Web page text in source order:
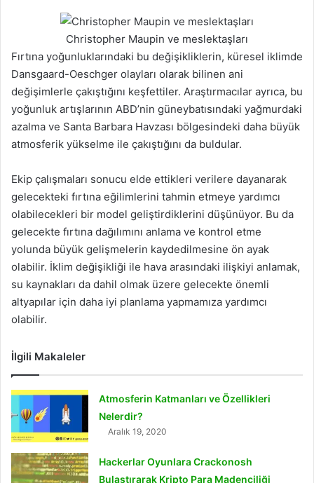
Christopher Maupin ve meslektaşları
Fırtına yoğunluklarındaki bu değişikliklerin, küresel iklimde
Dansgaard-Oeschger olayları olarak bilinen ani
değişimlerle çakıştığını keşfettiler. Araştırmacılar ayrıca, bu
yoğunluk artışlarının ABD’nin güneybatısındaki yağmurdaki
azalma ve Santa Barbara Havzası bölgesindeki daha büyük
atmosferik yükselme ile çakıştığını da buldular.
Ekip çalışmaları sonucu elde ettikleri verilere dayanarak
gelecekteki fırtına eğilimlerini tahmin etmeye yardımcı
olabilecekleri bir model geliştirdiklerini düşünüyor. Bu da
gelecekte fırtına dağılımını anlama ve kontrol etme
yolunda büyük gelişmelerin kaydedilmesine ön ayak
olabilir. İklim değişikliği ile hava arasındaki ilişkiyi anlamak,
su kaynakları da dahil olmak üzere gelecekte önemli
altyapılar için daha iyi planlama yapmamıza yardımcı
olabilir.
İlgili Makaleler
Atmosferin Katmanları ve Özellikleri
Nelerdir?
Aralık 19, 2020
Hackerlar Oyunlara Crackonosh
Bulaştırarak Kripto Para Madenciliği